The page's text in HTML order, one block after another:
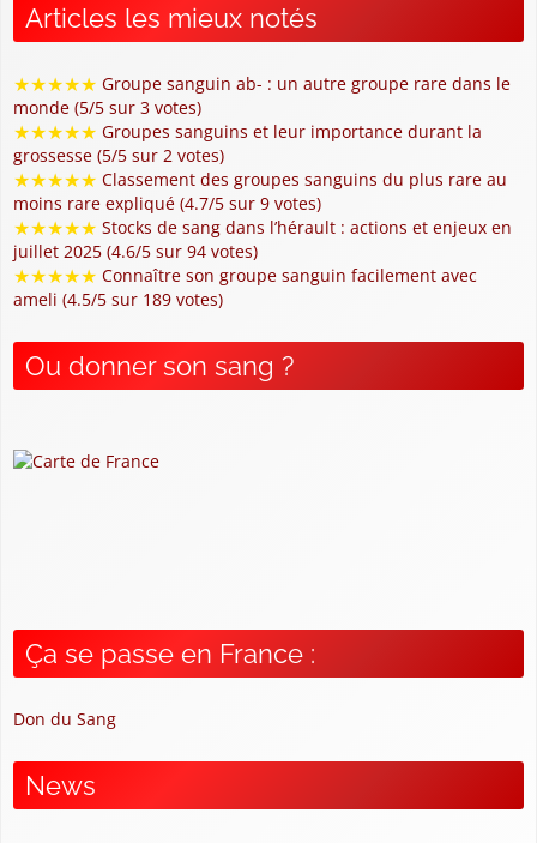
Articles les mieux notés
★★★★★ Groupe sanguin ab- : un autre groupe rare dans le
monde (5/5 sur 3 votes)
★★★★★ Groupes sanguins et leur importance durant la
grossesse (5/5 sur 2 votes)
★★★★★ Classement des groupes sanguins du plus rare au
moins rare expliqué (4.7/5 sur 9 votes)
★★★★★ Stocks de sang dans l’hérault : actions et enjeux en
juillet 2025 (4.6/5 sur 94 votes)
★★★★★ Connaître son groupe sanguin facilement avec
ameli (4.5/5 sur 189 votes)
Ou donner son sang ?
Ça se passe en France :
Don du Sang
News